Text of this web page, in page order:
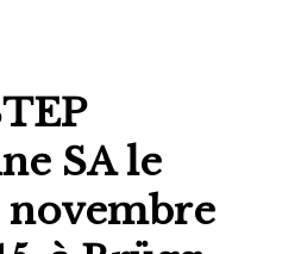
SA le
novembre